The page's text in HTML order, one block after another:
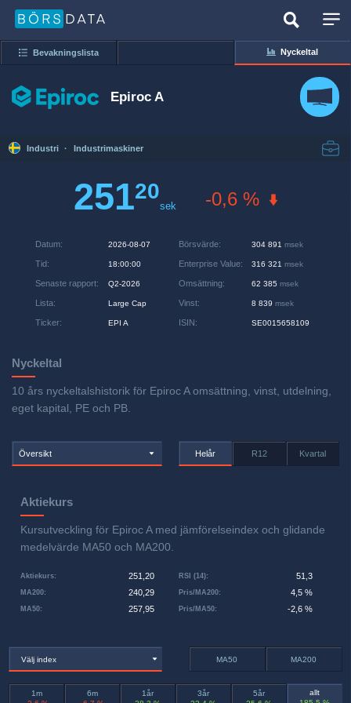
Bevakningslista Nyckeltal
Epiroc A
Industri · Industrimaskiner
25120
sek -0,6 %
Datum: 2026-08-07
Tid: 18:00:00
Senaste rapport: Q2-2026
Lista: Large Cap
Ticker: EPI A
Börsvärde: 304 891 msek
Enterprise Value: 316 321 msek
Omsättning: 62 385 msek
Vinst: 8 839 msek
ISIN: SE0015658109
Nyckeltal
10 års nyckeltalshistorik för Epiroc A omsättning, vinst, utdelning,
eget kapital, PE och PB.
Översikt Helår R12 Kvartal
Aktiekurs
Kursutveckling för Epiroc A med jämförelseindex och glidande
medelvärde MA50 och MA200.
Aktiekurs: 251,20
MA50: 257,95
MA200: 240,29 Pris/MA200: 4,5 %
RSI (14): 51,3
Pris/MA50: -2,6 %
Välj index MA50 MA200
1m
6m
1år
3år
5år
allt